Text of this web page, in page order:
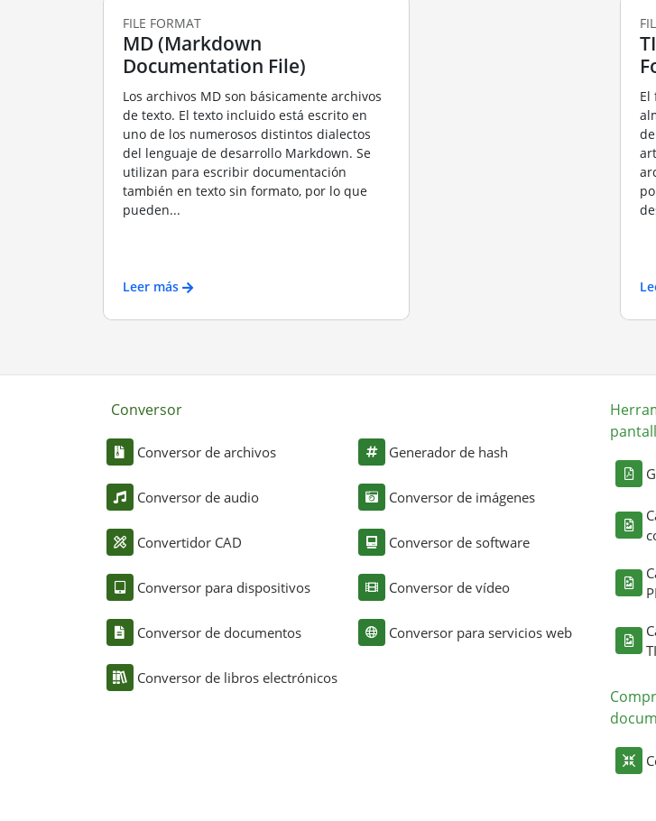
FILE FORMAT
MD (Markdown
Documentation File)
Los archivos MD son básicamente archivos
de texto. El texto incluido está escrito en
uno de los numerosos distintos dialectos
del lenguaje de desarrollo Markdown. Se
utilizan para escribir documentación
también en texto sin formato, por lo que
pueden...
Leer más
El
Conversor
Conversor de archivos
Conversor de audio
Convertidor CAD
Conversor para dispositivos
Conversor de documentos
Conversor de libros electrónicos
Generador de hash
Conversor de imágenes
Conversor de software
Conversor de vídeo
Conversor para servicios web